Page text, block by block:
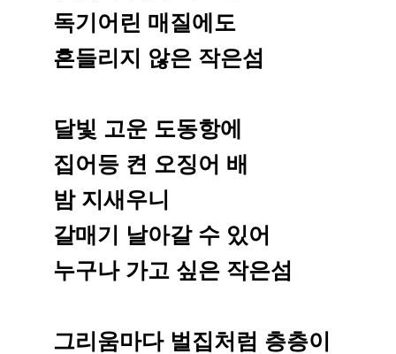
독기어린 매질에도
흔들리지 않은 작은섬
달빛 고운 도동항에
집어등 켠 오징어 배
밤 지새우니
갈매기 날아갈 수 있어
누구나 가고 싶은 작은섬
그리움마다 벌집처럼 층층이